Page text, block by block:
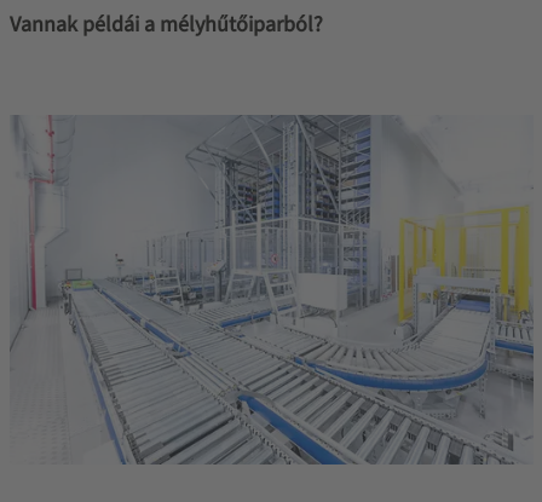
Vannak példái a mélyhűtőiparból?